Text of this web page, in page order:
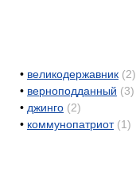
• великодержавник (2)
• верноподданный (3)
• джинго (2)
• коммунопатриот (1)